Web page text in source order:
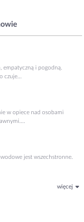
empatyczną i pogodną.
czuje...
w opiece nad osobami
jest wszechstronne.
więcej